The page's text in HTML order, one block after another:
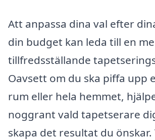
Att anpassa dina val efter
din budget kan leda till en
tillfredsställande
Oavsett om du ska piffa upp
rum eller hela hemmet,
noggrant vald tapetserare
skapa det resultat du önskar.